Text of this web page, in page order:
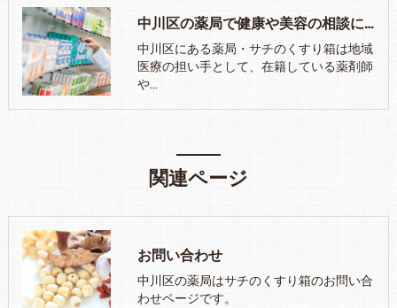
中川区の薬局で健康や美容の相談にお応え
中川区にある薬局・サチのくすり箱は地域
医療の担い手として、在籍している薬剤師
や…
関連ページ
お問い合わせ
中川区の薬局はサチのくすり箱のお問い合
わせページです。